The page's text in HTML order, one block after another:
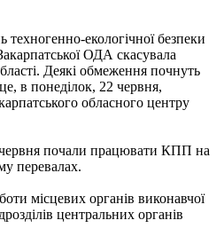
техногенно-екологічної безпеки
ОДА скасувала
Деякі обмеження почнуть
в понеділок, 22 червня,
обласного центру
почали працювати КПП на
перевалах.
місцевих органів виконавчої
центральних органів